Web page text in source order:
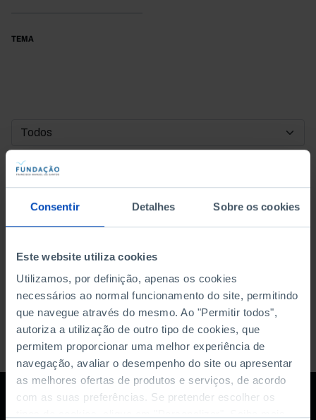
Consentir Detalhes Sobre os cookies
Este website utiliza cookies
Utilizamos, por definição, apenas os cookies
necessários ao normal funcionamento do site, permitindo
que navegue através do mesmo. Ao "Permitir todos",
autoriza a utilização de outro tipo de cookies, que
permitem proporcionar uma melhor experiência de
navegação, avaliar o desempenho do site ou apresentar
as melhores ofertas de produtos e serviços, de acordo
com as suas preferências. Se pretender escolher os
TEMA
DATA DE INÍCIO
DATA DE FIM